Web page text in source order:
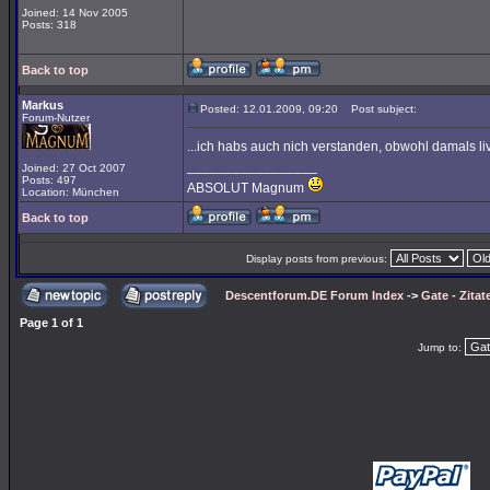
Joined: 14 Nov 2005
Posts: 318
Back to top
Markus
Forum-Nutzer
Joined: 27 Oct 2007
Posts: 497
Location: München
Posted: 12.01.2009, 09:20 Post subject:
...ich habs auch nich verstanden, obwohl damals
ABSOLUT Magnum
Back to top
Display posts from previous:
Descentforum.DE Forum Index -> Gate -
Page 1 of 1
Jump to: